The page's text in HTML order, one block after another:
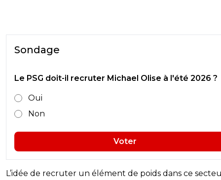
Sondage
Le PSG doit-il recruter Michael Olise à l'été 2026 ?
Oui
Non
Voter
L’idée de recruter un élément de poids dans ce